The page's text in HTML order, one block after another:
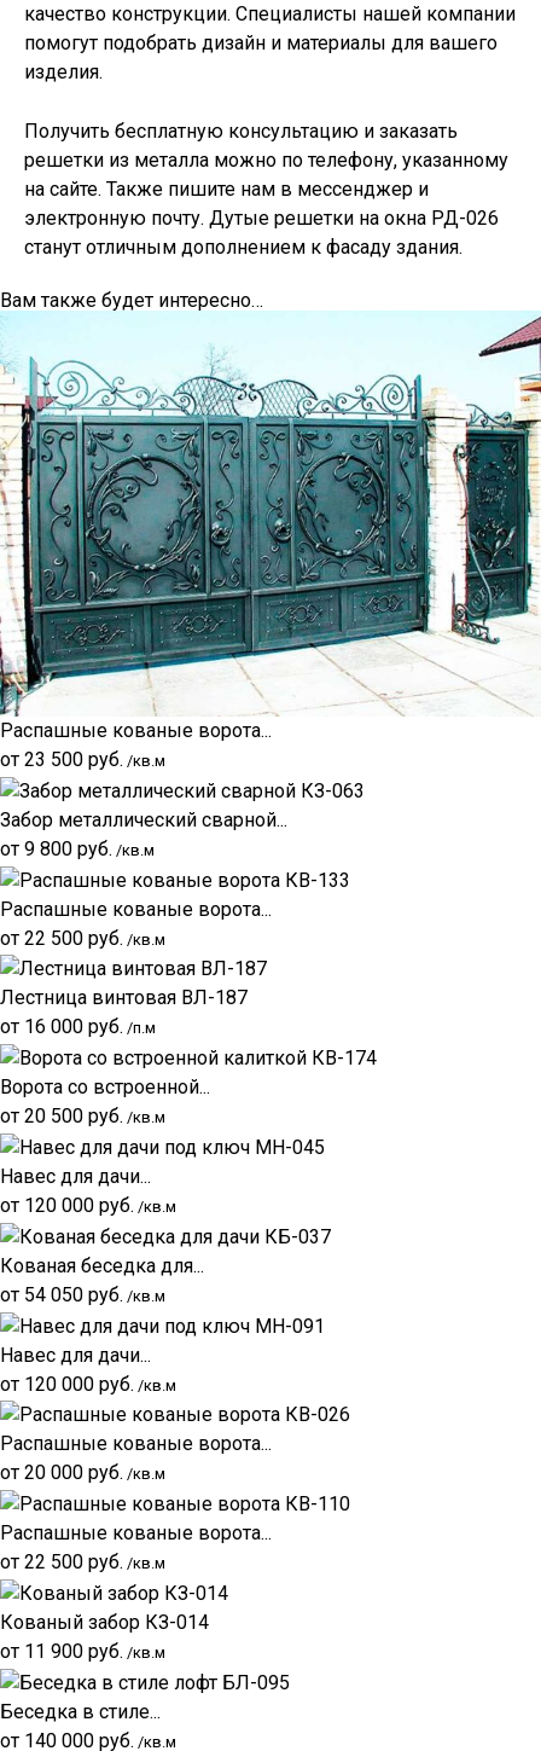
качество конструкции. Специалисты нашей компании
помогут подобрать дизайн и материалы для вашего
изделия.
Получить бесплатную консультацию и заказать
решетки из металла можно по телефону, указанному
на сайте. Также пишите нам в мессенджер и
электронную почту. Дутые решетки на окна РД-026
станут отличным дополнением к фасаду здания.
Вам также будет интересно…
Распашные кованые ворота...
от 23 500 руб. /кв.м
Забор металлический сварной...
от 9 800 руб. /кв.м
Распашные кованые ворота...
от 22 500 руб. /кв.м
Лестница винтовая ВЛ-187
от 16 000 руб. /п.м
Ворота со встроенной...
от 20 500 руб. /кв.м
Навес для дачи...
от 120 000 руб. /кв.м
Кованая беседка для...
от 54 050 руб. /кв.м
Навес для дачи...
от 120 000 руб. /кв.м
Распашные кованые ворота...
от 20 000 руб. /кв.м
Распашные кованые ворота...
от 22 500 руб. /кв.м
Кованый забор КЗ-014
от 11 900 руб. /кв.м
Беседка в стиле...
от 140 000 руб. /кв.м